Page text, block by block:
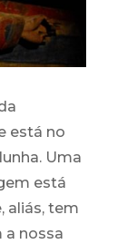
está no
Uma
está
aliás, tem
a nossa